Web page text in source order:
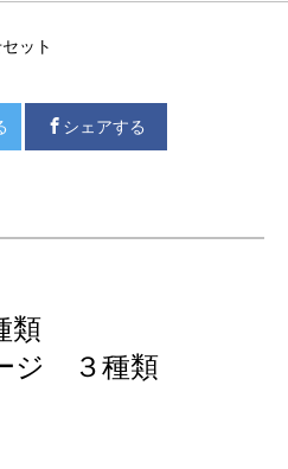
ット
シェアする
類
ジ ３種類